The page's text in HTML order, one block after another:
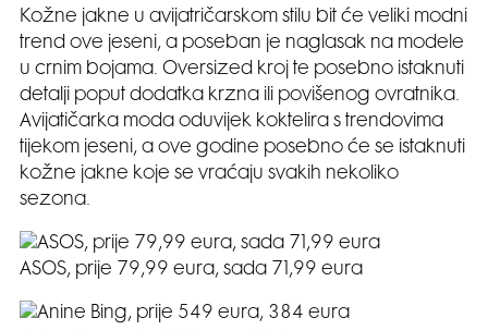
Kožne jakne u avijatričarskom stilu bit će veliki modni
trend ove jeseni, a poseban je naglasak na modele
u crnim bojama. Oversized kroj te posebno istaknuti
detalji poput dodatka krzna ili povišenog ovratnika.
Avijatičarka moda oduvijek koktelira s trendovima
tijekom jeseni, a ove godine posebno će se istaknuti
kožne jakne koje se vraćaju svakih nekoliko
sezona.
ASOS, prije 79,99 eura, sada 71,99 eura